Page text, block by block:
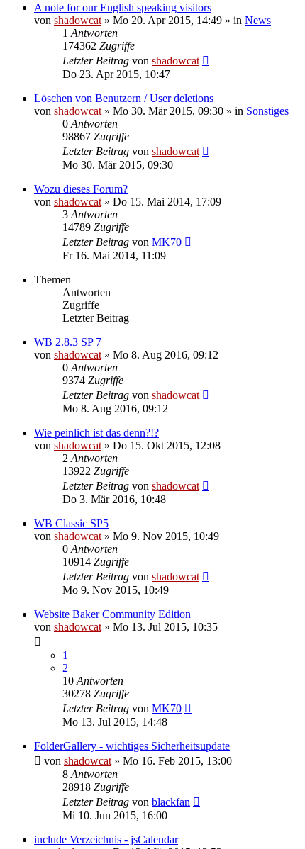
A note for our English speaking visitors
von shadowcat » Mo 20. Apr 2015, 14:49 » in News
1 Antworten
174362 Zugriffe
Letzter Beitrag von shadowcat
Do 23. Apr 2015, 10:47
Löschen von Benutzern / User deletions
von shadowcat » Mo 30. Mär 2015, 09:30 » in Sonstiges
0 Antworten
98867 Zugriffe
Letzter Beitrag von shadowcat
Mo 30. Mär 2015, 09:30
Wozu dieses Forum?
von shadowcat » Do 15. Mai 2014, 17:09
3 Antworten
14789 Zugriffe
Letzter Beitrag von MK70
Fr 16. Mai 2014, 11:09
Themen
Antworten
Zugriffe
Letzter Beitrag
WB 2.8.3 SP 7
von shadowcat » Mo 8. Aug 2016, 09:12
0 Antworten
9374 Zugriffe
Letzter Beitrag von shadowcat
Mo 8. Aug 2016, 09:12
Wie peinlich ist das denn?!?
von shadowcat » Do 15. Okt 2015, 12:08
2 Antworten
13922 Zugriffe
Letzter Beitrag von shadowcat
Do 3. Mär 2016, 10:48
WB Classic SP5
von shadowcat » Mo 9. Nov 2015, 10:49
0 Antworten
10914 Zugriffe
Letzter Beitrag von shadowcat
Mo 9. Nov 2015, 10:49
Website Baker Community Edition
von shadowcat » Mo 13. Jul 2015, 10:35
1
2
10 Antworten
30278 Zugriffe
Letzter Beitrag von MK70
Mo 13. Jul 2015, 14:48
FolderGallery - wichtiges Sicherheitsupdate
von shadowcat » Mo 16. Feb 2015, 13:00
8 Antworten
28918 Zugriffe
Letzter Beitrag von blackfan
Mi 10. Jun 2015, 16:00
include Verzeichnis - jsCalendar